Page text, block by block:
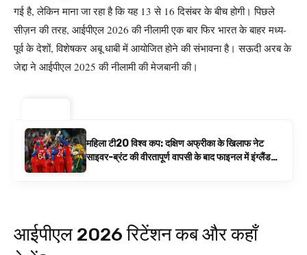
गई है, लेकिन माना जा रहा है कि यह 13 से 16 दिसंबर के बीच होगी। पिछले
सीज़न की तरह, आईपीएल 2026 की नीलामी एक बार फिर भारत के बाहर मध्य-
पूर्व के देशों, विशेषकर अबू धाबी में आयोजित होने की संभावना है। सऊदी अरब के
जेद्दा ने आईपीएल 2025 की नीलामी की मेजबानी की।
महिला टी20 विश्व कप: दक्षिण अफ्रीका के खिलाफ नेट
साइवर-ब्रंट की वीरतापूर्ण वापसी के बाद फाइनल में इंग्लैंड
आईपीएल 2026 रिटेंशन कब और कहाँ